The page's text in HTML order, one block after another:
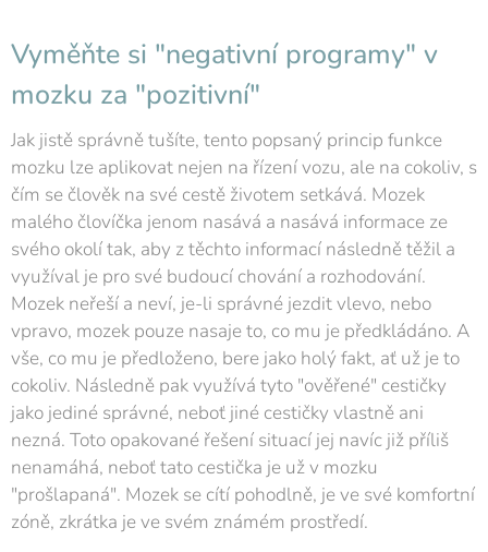
Vyměňte si "negativní programy" v
mozku za "pozitivní"
Jak jistě správně tušíte, tento popsaný princip funkce
mozku lze aplikovat nejen na řízení vozu, ale na cokoliv, s
čím se člověk na své cestě životem setkává. Mozek
malého človíčka jenom nasává a nasává informace ze
svého okolí tak, aby z těchto informací následně těžil a
využíval je pro své budoucí chování a rozhodování.
Mozek neřeší a neví, je-li správné jezdit vlevo, nebo
vpravo, mozek pouze nasaje to, co mu je předkládáno. A
vše, co mu je předloženo, bere jako holý fakt, ať už je to
cokoliv. Následně pak využívá tyto "ověřené" cestičky
jako jediné správné, neboť jiné cestičky vlastně ani
nezná. Toto opakované řešení situací jej navíc již příliš
nenamáhá, neboť tato cestička je už v mozku
"prošlapaná". Mozek se cítí pohodlně, je ve své komfortní
zóně, zkrátka je ve svém známém prostředí.